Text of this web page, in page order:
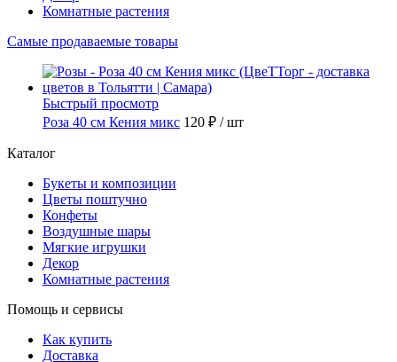
Комнатные растения
Самые продаваемые товары
Быстрый просмотр
Роза 40 см Кения микс 120 ₽ / шт
Каталог
Букеты и композиции
Цветы поштучно
Конфеты
Воздушные шары
Мягкие игрушки
Декор
Комнатные растения
Помощь и сервисы
Как купить
Доставка